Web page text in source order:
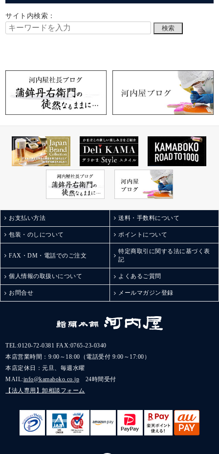
サイト内検索：
お支払い方法 送料・手数料について
包装・のしについて ポイントについて
FAX・DM・電話でのご注文
特定商取引に関する法に基づく表
記
個人情報の取扱いについて よくあるご質問
お問合せ メールマガジン登録
TEL:0120-72-0381 FAX:0765-23-0340
本店営業時間：9:00～18:00（電話受付 9:00～17:00）
本店定休日：元旦、毎週水曜
MAIL:info@kamaboko.co.jp 24時間受付
【法人専用】卸相談フォーム